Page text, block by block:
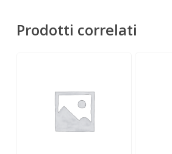
Prodotti correlati